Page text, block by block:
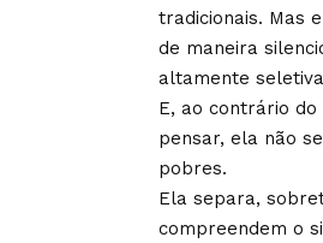
tradicionais. Mas
de maneira
altamente
E, ao contrário do
pensar, ela não
pobres.
Ela separa,
compreendem o